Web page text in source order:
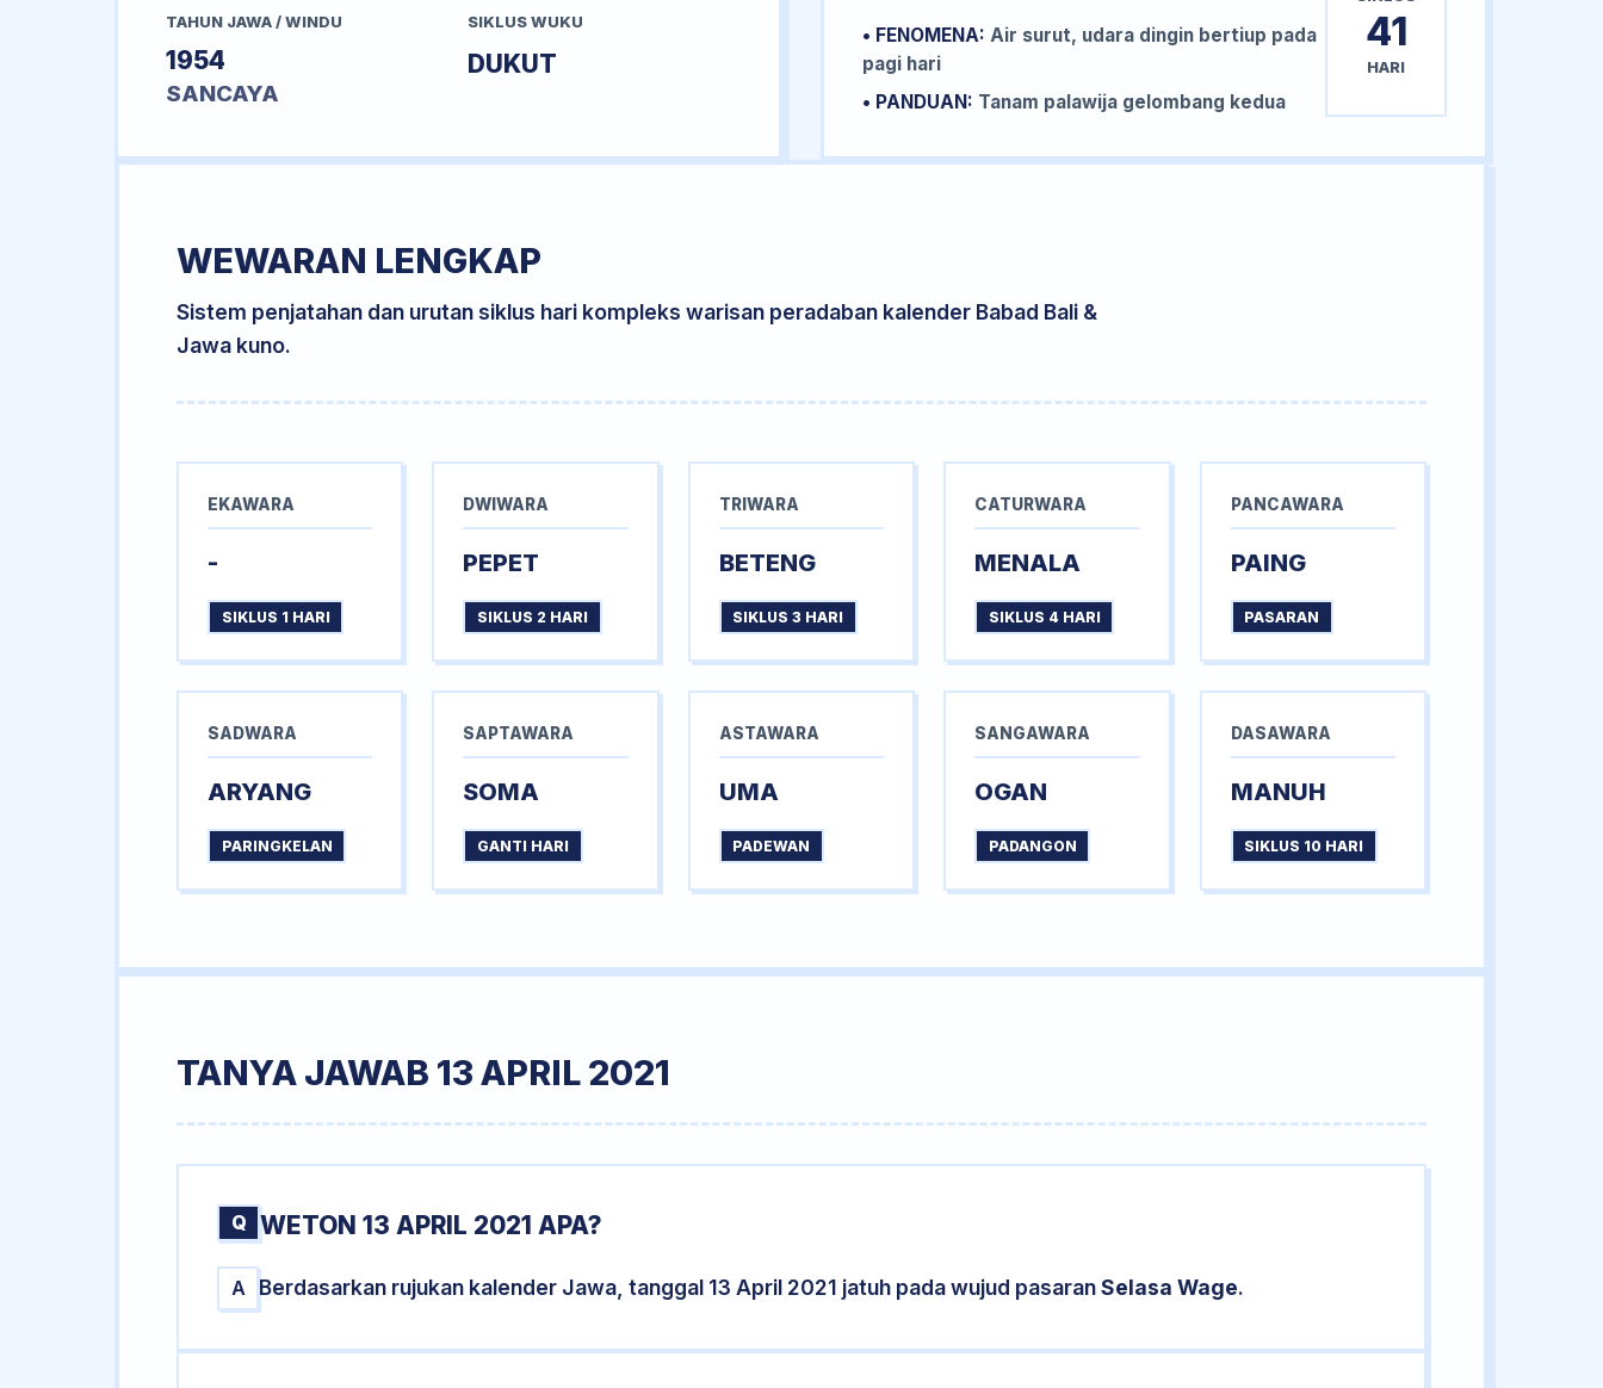
TAHUN JAWA / WINDU
1954
SANCAYA
SIKLUS WUKU
DUKUT
• FENOMENA: Air surut, udara dingin bertiup pada
pagi hari
• PANDUAN: Tanam palawija gelombang kedua
41
HARI
WEWARAN LENGKAP
Sistem penjatahan dan urutan siklus hari kompleks warisan peradaban kalender Babad Bali &
Jawa kuno.
EKAWARA
-
SIKLUS 1 HARI
DWIWARA
PEPET
SIKLUS 2 HARI
TRIWARA
BETENG
SIKLUS 3 HARI
CATURWARA
MENALA
SIKLUS 4 HARI
PANCAWARA
PAING
PASARAN
SADWARA
ARYANG
PARINGKELAN
SAPTAWARA
SOMA
GANTI HARI
ASTAWARA
UMA
PADEWAN
SANGAWARA
OGAN
PADANGON
DASAWARA
MANUH
SIKLUS 10 HARI
TANYA JAWAB 13 APRIL 2021
Q WETON 13 APRIL 2021 APA?
A Berdasarkan rujukan kalender Jawa, tanggal 13 April 2021 jatuh pada wujud pasaranSelasa Wage.